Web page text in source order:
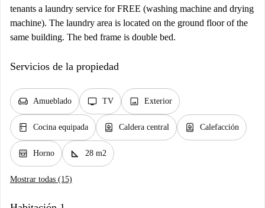
tenants a laundry service for FREE (washing machine and drying
machine). The laundry area is located on the ground floor of the
same building. The bed frame is double bed.
Servicios de la propiedad
chair Amueblado tv TV image Exterior
kitchen Cocina equipada water_heater Caldera central water_heater Calefacción
oven_gen Horno square_foot 28 m2
Mostrar todas (15)